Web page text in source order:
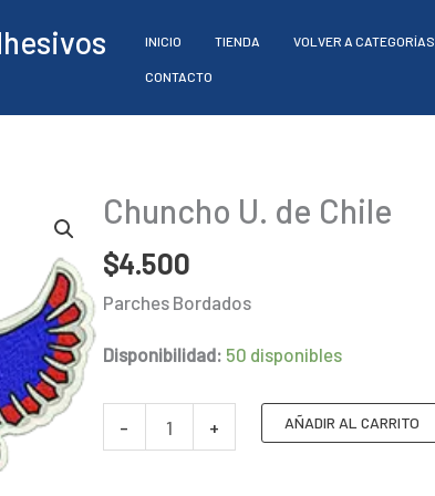
INICIO TIENDA VOLVER A CATEGORÍAS
CONTACTO
Chuncho U. de Chile
$4.500
Parches Bordados
Disponibilidad: 50 disponibles
-
Chuncho
U.
+ AÑADIR AL CARRITO